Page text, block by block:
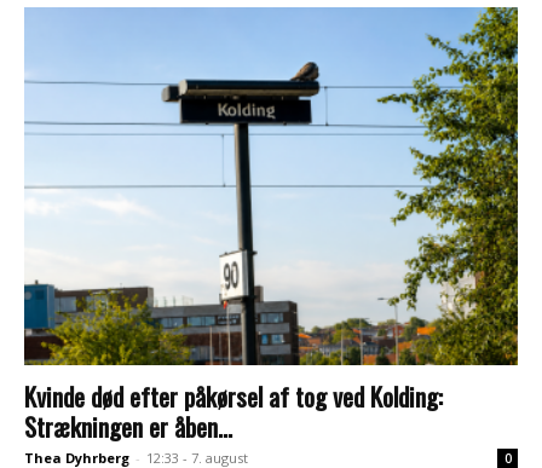
Kvinde død efter påkørsel af tog ved Kolding:
Strækningen er åben...
Thea Dyhrberg - 12:33 - 7. august 0